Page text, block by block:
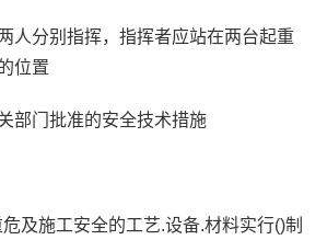
人分别指挥，指挥者应站在两台起重
位置
部门批准的安全技术措施
及施工安全的工艺.设备.材料实行()制